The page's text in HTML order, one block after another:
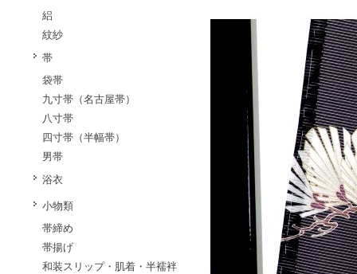
絽
紋紗
帯
袋帯
九寸帯（名古屋帯）
八寸帯
四寸帯（半幅帯）
男帯
浴衣
小物類
帯締め
帯揚げ
和装スリップ・肌着・半襦袢